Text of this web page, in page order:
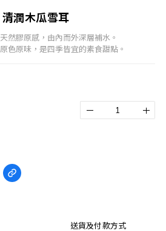
清潤木瓜雪耳
然膠原感，由內而外深層補水。
色原味，是四季皆宜的素食甜點。
送貨及付款方式